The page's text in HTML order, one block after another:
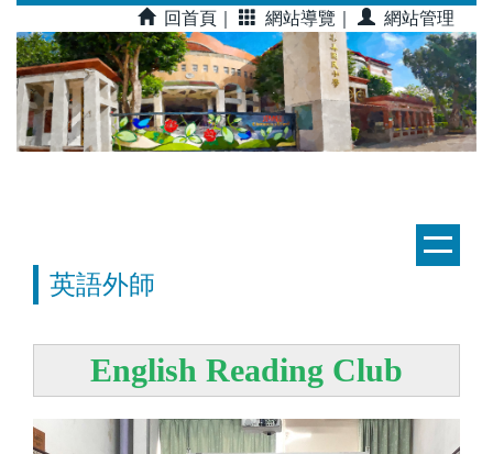
到
主
要
內
容
回首頁｜ 網站導覽｜ 網站管理
英語外師
English Reading Club